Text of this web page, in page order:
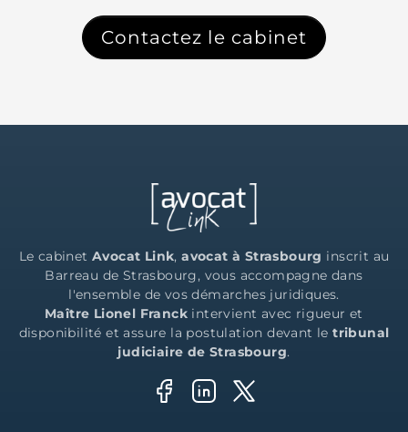
Contactez le cabinet
Le cabinetAvocat Link,avocat à Strasbourg inscrit au
Barreau de Strasbourg, vous accompagne dans
l'ensemble de vos démarches juridiques.
Maître Lionel Franck intervient avec rigueur et
disponibilité et assure la postulation devant letribunal
judiciaire de Strasbourg.